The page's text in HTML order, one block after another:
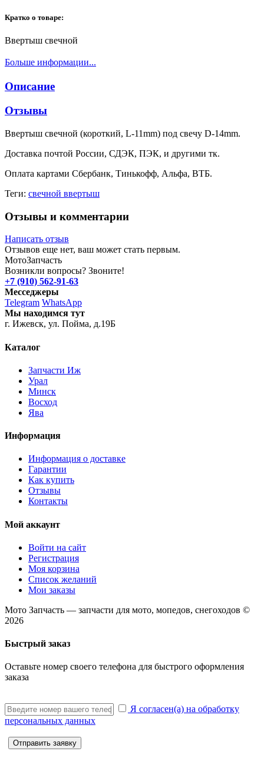
Кратко о товаре:
Ввертыш свечной
Больше информации...
Описание
Отзывы
Ввертыш свечной (короткий, L-11mm) под свечу D-14mm.
Доставка почтой России, СДЭК, ПЭК, и другими тк.
Оплата картами Сбербанк, Тинькофф, Альфа, ВТБ.
Теги: свечной ввертыш
Отзывы и комментарии
Написать отзыв
Отзывов еще нет, ваш может стать первым.
МотоЗапчасть
Возникли вопросы? Звоните!
+7 (910) 562-91-63
Месседжеры
Telegram WhatsApp
Мы находимся тут
г. Ижевск, ул. Пойма, д.19Б
Каталог
Запчасти Иж
Урал
Минск
Восход
Ява
Информация
Информация о доставке
Гарантии
Как купить
Отзывы
Контакты
Мой аккаунт
Войти на сайт
Регистрация
Моя корзина
Список желаний
Мои заказы
Мото Запчасть — запчасти для мото, мопедов, снегоходов ©
2026
Быстрый заказ
Оставьте номер своего телефона для быстрого оформления
заказа
Я согласен(а) на обработку
персональных данных
Отправить заявку